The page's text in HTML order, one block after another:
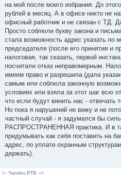
о
ч
т
а
н
о
с
о
б
щ
н
и
на мой после моего избрания. До
рублей в месяц. А в офисе никто не
офисный работник и не связан с ТД.
Просто соблюли букву закона и
стала возможность адрес указать по
председателя (после его принятия и
налоговая, так сказать, первой
посчитали отказ неправомерным.
имеем право и разрешила (дала
самым или соблюла законную
условиях или взяла за этот шаг всю
что если будут винить нас - отвечать
Но пока я нарушений не вижу и не
частный случай - я задумался бы
РАСПРОСТРАНЕННАЯ практика. И в
придумывать как себя поставить на
адрес, по уплате охранным
держать).
!-- Yandex.RTB -->